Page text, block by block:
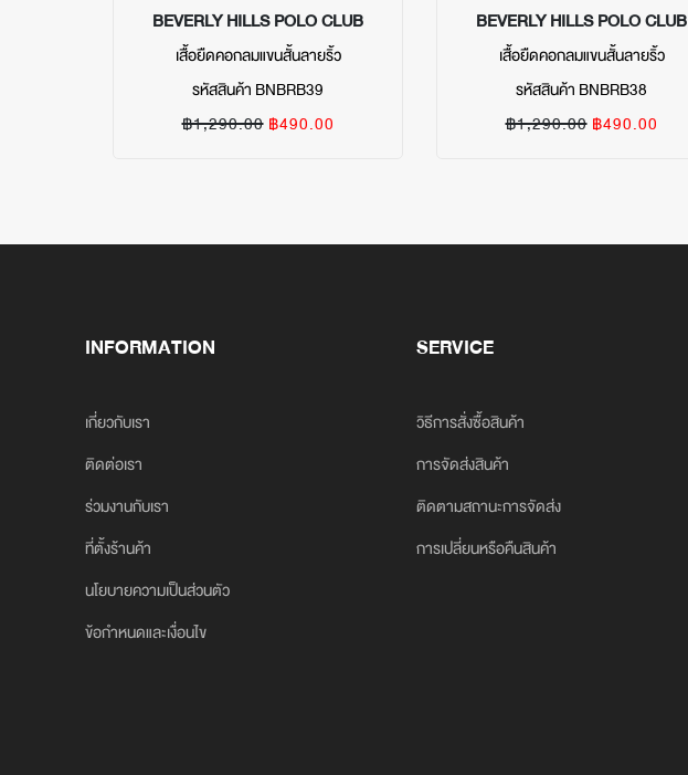
BEVERLY HILLS POLO CLUB
เสื้อยืดคอกลมแขนสั้นลายริ้ว
รหัสสินค้า BNBRB39
฿1,290.00 ฿490.00
BEVERLY HILLS POLO CLUB
เสื้อยืดคอกลมแขนสั้นลายริ้ว
รหัสสินค้า BNBRB38
฿1,290.00 ฿490.00
INFORMATION
เกี่ยวกับเรา
ติดต่อเรา
ร่วมงานกับเรา
ที่ตั้งร้านค้า
นโยบายความเป็นส่วนตัว
ข้อกำหนดและเงื่อนไข
SERVICE
วิธีการสั่งซื้อสินค้า
การจัดส่งสินค้า
ติดตามสถานะการจัดส่ง
การเปลี่ยนหรือคืนสินค้า